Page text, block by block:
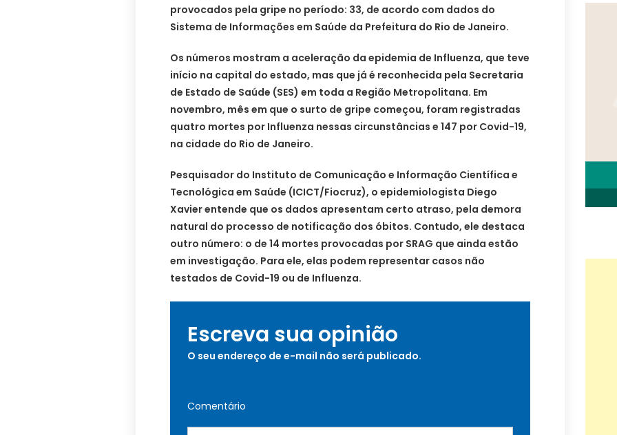
provocados pela gripe no período: 33, de acordo com dados do
Sistema de Informações em Saúde da Prefeitura do Rio de Janeiro.
Os números mostram a aceleração da epidemia de Influenza, que teve
início na capital do estado, mas que já é reconhecida pela Secretaria
de Estado de Saúde (SES) em toda a Região Metropolitana. Em
novembro, mês em que o surto de gripe começou, foram registradas
quatro mortes por Influenza nessas circunstâncias e 147 por Covid-19,
na cidade do Rio de Janeiro.
Pesquisador do Instituto de Comunicação e Informação Científica e
Tecnológica em Saúde (ICICT/Fiocruz), o epidemiologista Diego
Xavier entende que os dados apresentam certo atraso, pela demora
natural do processo de notificação dos óbitos. Contudo, ele destaca
outro número: o de 14 mortes provocadas por SRAG que ainda estão
em investigação. Para ele, elas podem representar casos não
testados de Covid-19 ou de Influenza.
Escreva sua opinião
O seu endereço de e-mail não será publicado.
Comentário